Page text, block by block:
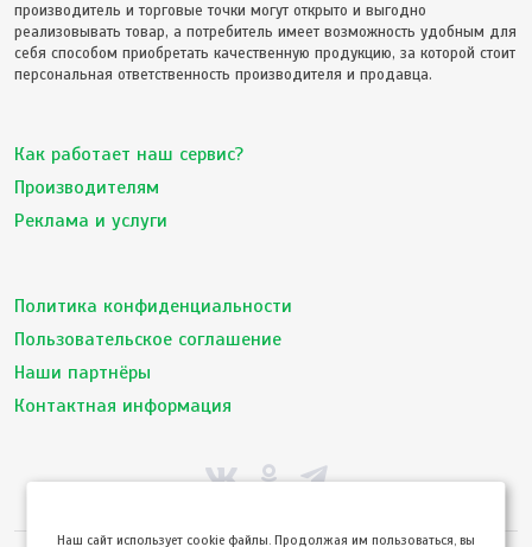
производитель и торговые точки могут открыто и выгодно
реализовывать товар, а потребитель имеет возможность удобным для
себя способом приобретать качественную продукцию, за которой стоит
персональная ответственность производителя и продавца.
Как работает наш сервис?
Производителям
Реклама и услуги
Политика конфиденциальности
Пользовательское соглашение
Наши партнёры
Контактная информация
Hаш сайт использует cookie файлы. Продолжая им пользоваться, вы